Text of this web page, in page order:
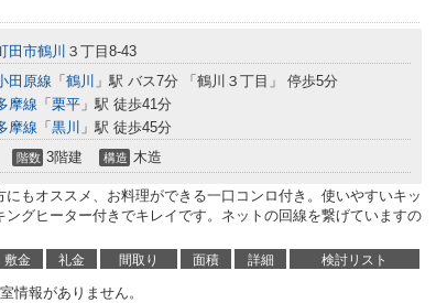
田市鶴川 ３丁目8-43
田原線 「 鶴川 」駅 バス7分 「鶴川３丁目」 停歩5分
摩線 「 栗平 」駅 徒歩41分
摩線 「 黒川 」駅 徒歩45分
階数 3階建 構造 木造
にもオススメ、お料理ができる一口コンロ付き。使いやすいキッ
ングヒーター付きでキレイです。ネットの回線を繋げていますの
敷金 礼金 間取り 面積 詳細 検討リスト
情報がありません。